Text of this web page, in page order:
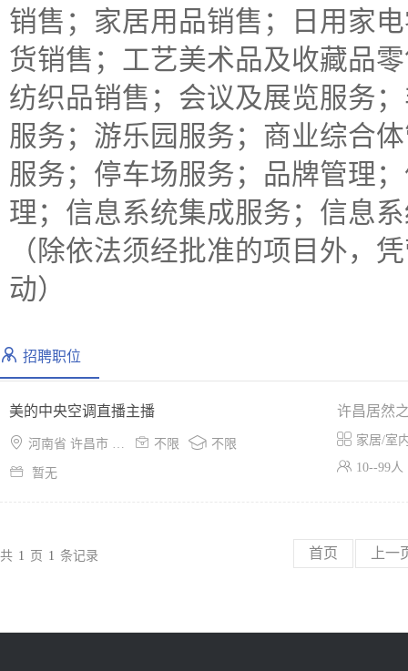
销售；家居用品销售；日用家
货销售；工艺美术品及收藏品
纺织品销售；会议及展览服务
服务；游乐园服务；商业综合
服务；停车场服务；品牌管理
理；信息系统集成服务；信息
（除依法须经批准的项目外，
动）
招聘职位
美的中央空调直播主播
 河南省 许昌市 魏都区  不限  不限
 暂无
许昌居然
 家居/室
 10--99人
共 1 页 1 条记录 首页 上一